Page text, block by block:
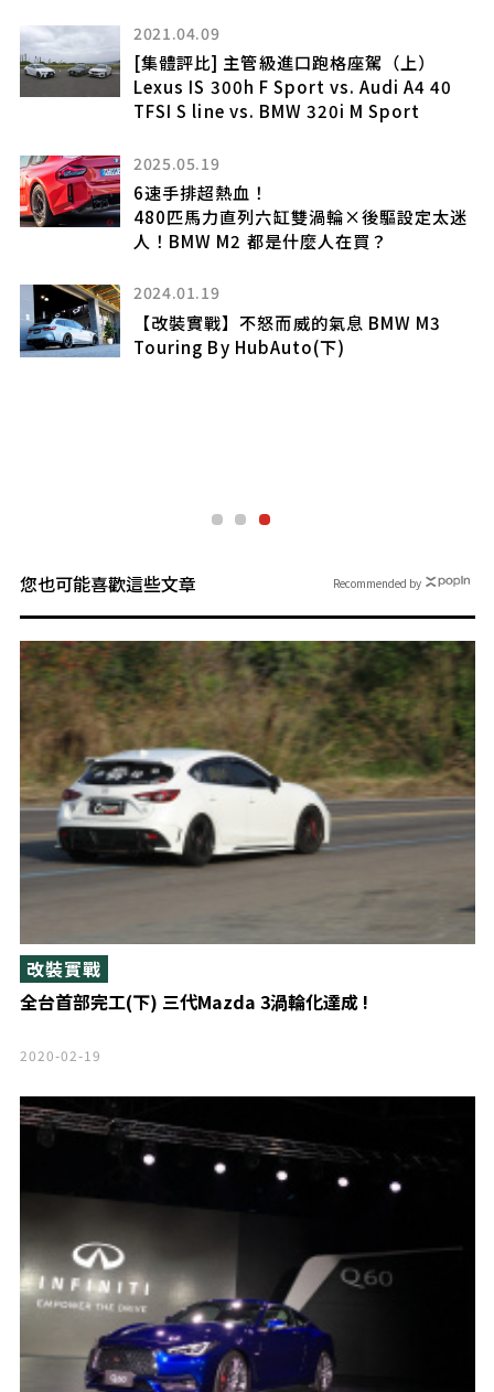
2021.04.09
[集體評比] 主管級進口跑格座駕（上）
Lexus IS 300h F Sport vs. Audi A4 40
TFSI S line vs. BMW 320i M Sport
2025.05.19
6速手排超熱血！
480匹馬力直列六缸雙渦輪×後驅設定太迷
人！BMW M2 都是什麼人在買？
2024.01.19
【改裝實戰】不怒而威的氣息 BMW M3
Touring By HubAuto(下)
您也可能喜歡這些文章
全台首部完工(下) 三代Mazda 3渦輪化達成 !
改裝實戰
2020-02-19
Recommended by